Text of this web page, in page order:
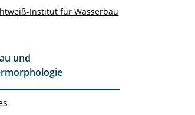
Institut für Wasserbau
und